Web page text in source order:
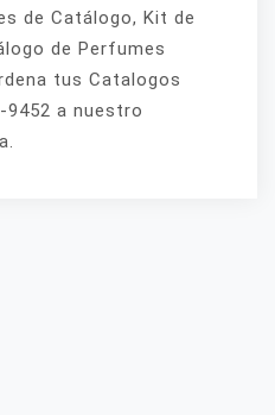
de Catálogo, Kit de
de Perfumes
tus Catalogos
9452 a nuestro